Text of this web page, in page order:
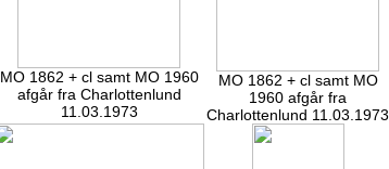
MO 1862 + cl samt MO 1960
afgår fra Charlottenlund
11.03.1973
MO 1862 + cl samt MO
1960 afgår fra
Charlottenlund 11.03.1973